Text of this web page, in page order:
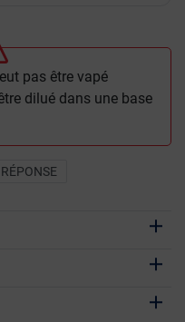
pas être vapé
dilué dans une base